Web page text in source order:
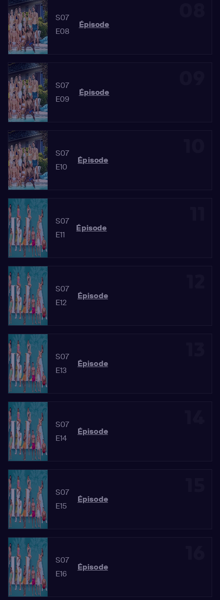
S07
E08
Épisode
S07
E09
Épisode
S07
E10
Épisode
S07
E11
Épisode
S07
E12
Épisode
S07
E13
Épisode
S07
E14
Épisode
S07
E15
Épisode
S07
E16
Épisode